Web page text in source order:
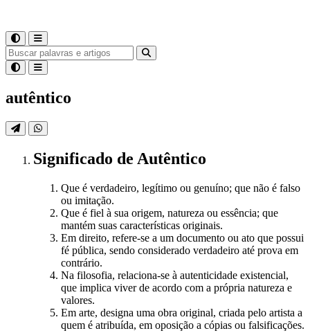
autêntico
Significado de Autêntico
Que é verdadeiro, legítimo ou genuíno; que não é falso
ou imitação.
Que é fiel à sua origem, natureza ou essência; que
mantém suas características originais.
Em direito, refere-se a um documento ou ato que possui
fé pública, sendo considerado verdadeiro até prova em
contrário.
Na filosofia, relaciona-se à autenticidade existencial,
que implica viver de acordo com a própria natureza e
valores.
Em arte, designa uma obra original, criada pelo artista a
quem é atribuída, em oposição a cópias ou falsificações.